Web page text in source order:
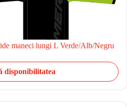
maneci lungi L Verde/Alb/Negru
disponibilitatea